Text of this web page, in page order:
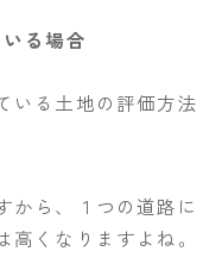
る場合
いる土地の評価方法
から、１つの道路に
くなりますよね。